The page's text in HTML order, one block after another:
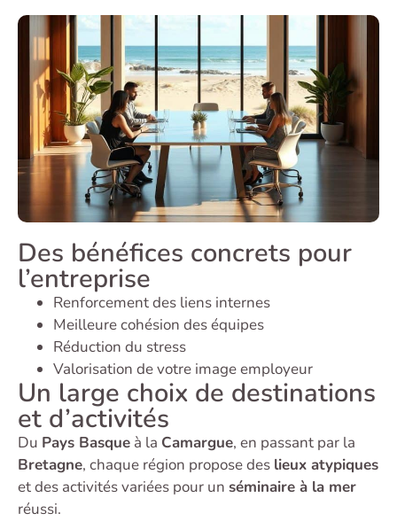
Des bénéfices concrets pour
l’entreprise
Renforcement des liens internes
Meilleure cohésion des équipes
Réduction du stress
Valorisation de votre image employeur
Un large choix de destinations
et d’activités
Du Pays Basque à la Camargue, en passant par la
Bretagne, chaque région propose des lieux atypiques
et des activités variées pour un séminaire à la mer
réussi.